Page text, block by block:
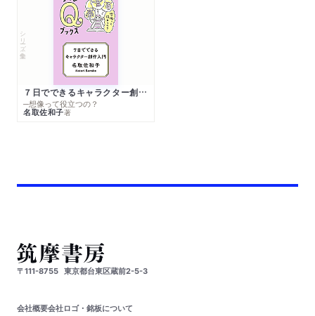
シリーズ・全集
７日でできるキャラクター創作入門
─想像って役立つの？
名取佐和子著
〒111-8755 東京都台東区蔵前2-5-3
会社概要会社ロゴ・銘板について